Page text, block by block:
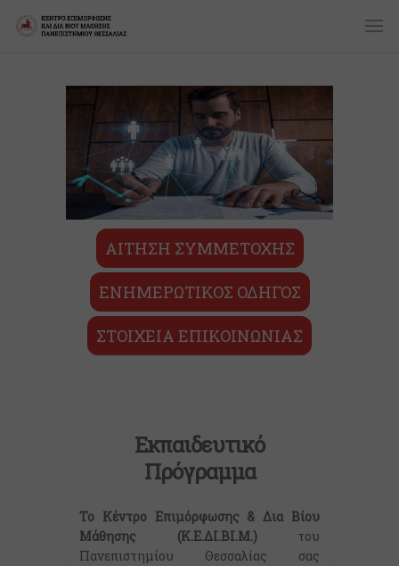
ΑΙΤΗΣΗ ΣΥΜΜΕΤΟΧΗΣ
ΕΝΗΜΕΡΩΤΙΚΟΣ ΟΔΗΓΟΣ
ΣΤΟΙΧΕΙΑ ΕΠΙΚΟΙΝΩΝΙΑΣ
Εκπαιδευτικό
Πρόγραμμα
Το Κέντρο Επιμόρφωσης & Δια Βίου
Μάθησης (Κ.Ε.ΔΙ.ΒΙ.Μ.) του
Πανεπιστημίου Θεσσαλίας σας